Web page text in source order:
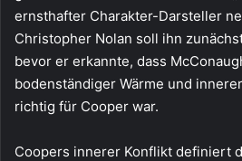
ernsthafter Charakter-Darsteller
Christopher Nolan soll ihn
bevor er erkannte, dass
bodenständiger Wärme und
richtig für Cooper war.
Coopers innerer Konflikt definiert